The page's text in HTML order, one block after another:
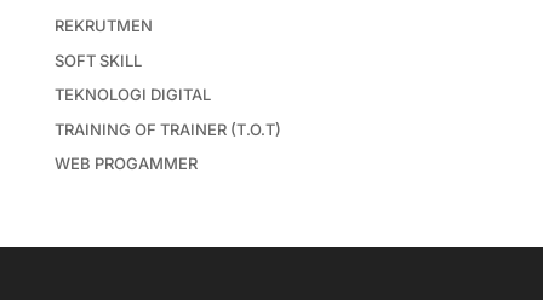
REKRUTMEN
SOFT SKILL
TEKNOLOGI DIGITAL
TRAINING OF TRAINER (T.O.T)
WEB PROGAMMER